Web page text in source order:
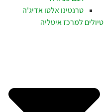
טרנטינו אלטו אדיג'ה
טיולים למרכז איטליה